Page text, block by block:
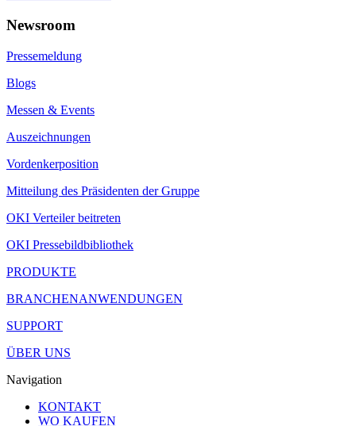
Newsroom
Pressemeldung
Blogs
Messen & Events
Auszeichnungen
Vordenkerposition
Mitteilung des Präsidenten der Gruppe
OKI Verteiler beitreten
OKI Pressebildbibliothek
PRODUKTE
BRANCHENANWENDUNGEN
SUPPORT
ÜBER UNS
Navigation
KONTAKT
WO KAUFEN